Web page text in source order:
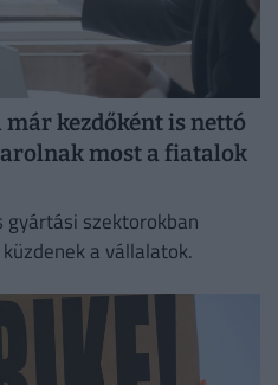
kezdőként is nettó
most a fiatalok
gyártási szektorokban
a vállalatok.